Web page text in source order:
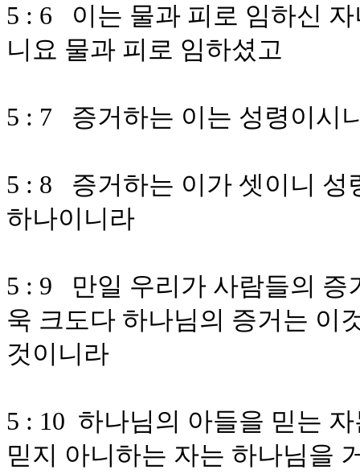
5 : 6 이는 물과 피로 임하신
니요 물과 피로 임하셨고
5 : 7 증거하는 이는 성령이시
5 : 8 증거하는 이가 셋이니 성
하나이니라
5 : 9 만일 우리가 사람들의 증
욱 크도다 하나님의 증거는 이
것이니라
5 : 10 하나님의 아들을 믿는
믿지 아니하는 자는 하나님을